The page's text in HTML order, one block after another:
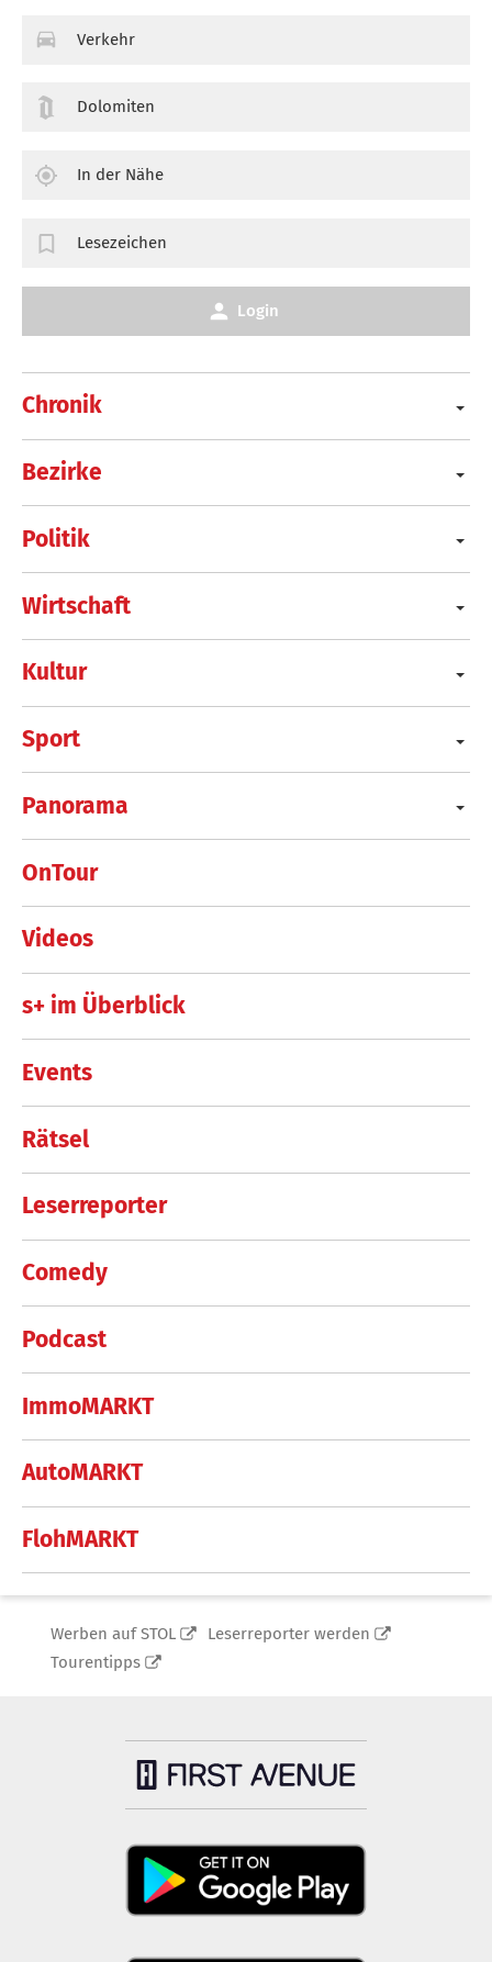
Chronik
Bezirke
Politik
Wirtschaft
Kultur
Sport
Panorama
OnTour
Videos
s+ im Überblick
Events
Rätsel
Leserreporter
Comedy
Podcast
ImmoMARKT
AutoMARKT
FlohMARKT
Verkehr
Dolomiten
In der Nähe
Lesezeichen
Login
Werben auf STOL
Leserreporter werden
Tourentipps